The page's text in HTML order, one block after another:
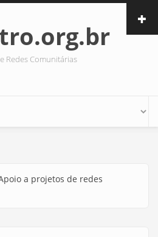
Redes Comunitárias
a projetos de redes